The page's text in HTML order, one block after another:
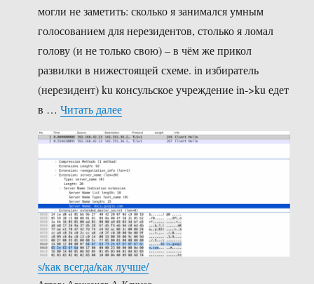
могли не заметить: сколько я занимался умным
голосованием для нерезидентов, столько я ломал
голову (и не только свою) – в чём же прикол
развилки в нижестоящей схеме. in избиратель
(нерезидент) ku консульское учреждение in->ku едет
в …Читать далее«А ларчик просто открывался…»
s/как всегда/как лучше/